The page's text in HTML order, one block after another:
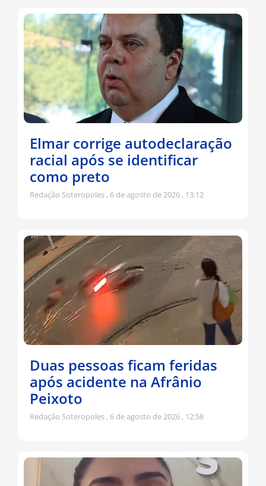
Elmar corrige autodeclaração
racial após se identificar
como preto
Redação Soteropoles 6 de agosto de 2026 13:12
Duas pessoas ficam feridas
após acidente na Afrânio
Peixoto
Redação Soteropoles 6 de agosto de 2026 12:58